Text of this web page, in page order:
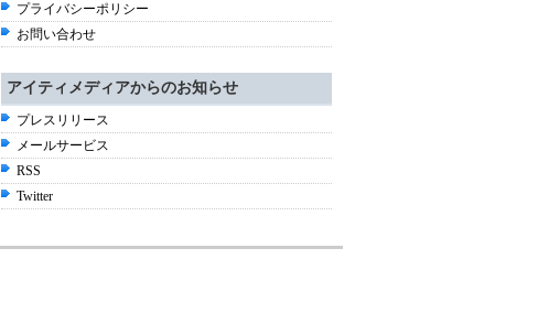
プライバシーポリシー
お問い合わせ
アイティメディアからのお知らせ
プレスリリース
メールサービス
RSS
Twitter